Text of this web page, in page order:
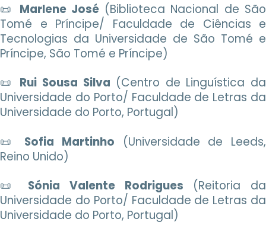
📜 Marlene José(Biblioteca Nacional de São
Tomé e Príncipe/ Faculdade de Ciências e
Tecnologias da Universidade de São Tomé e
Príncipe, São Tomé e Príncipe)
📜 Rui Sousa Silva (Centro de Linguística da
Universidade do Porto/ Faculdade de Letras da
Universidade do Porto, Portugal)
📜 Sofia Martinho (Universidade de Leeds,
Reino Unido)
📜 Sónia Valente Rodrigues (Reitoria da
Universidade do Porto/ Faculdade de Letras da
Universidade do Porto, Portugal)